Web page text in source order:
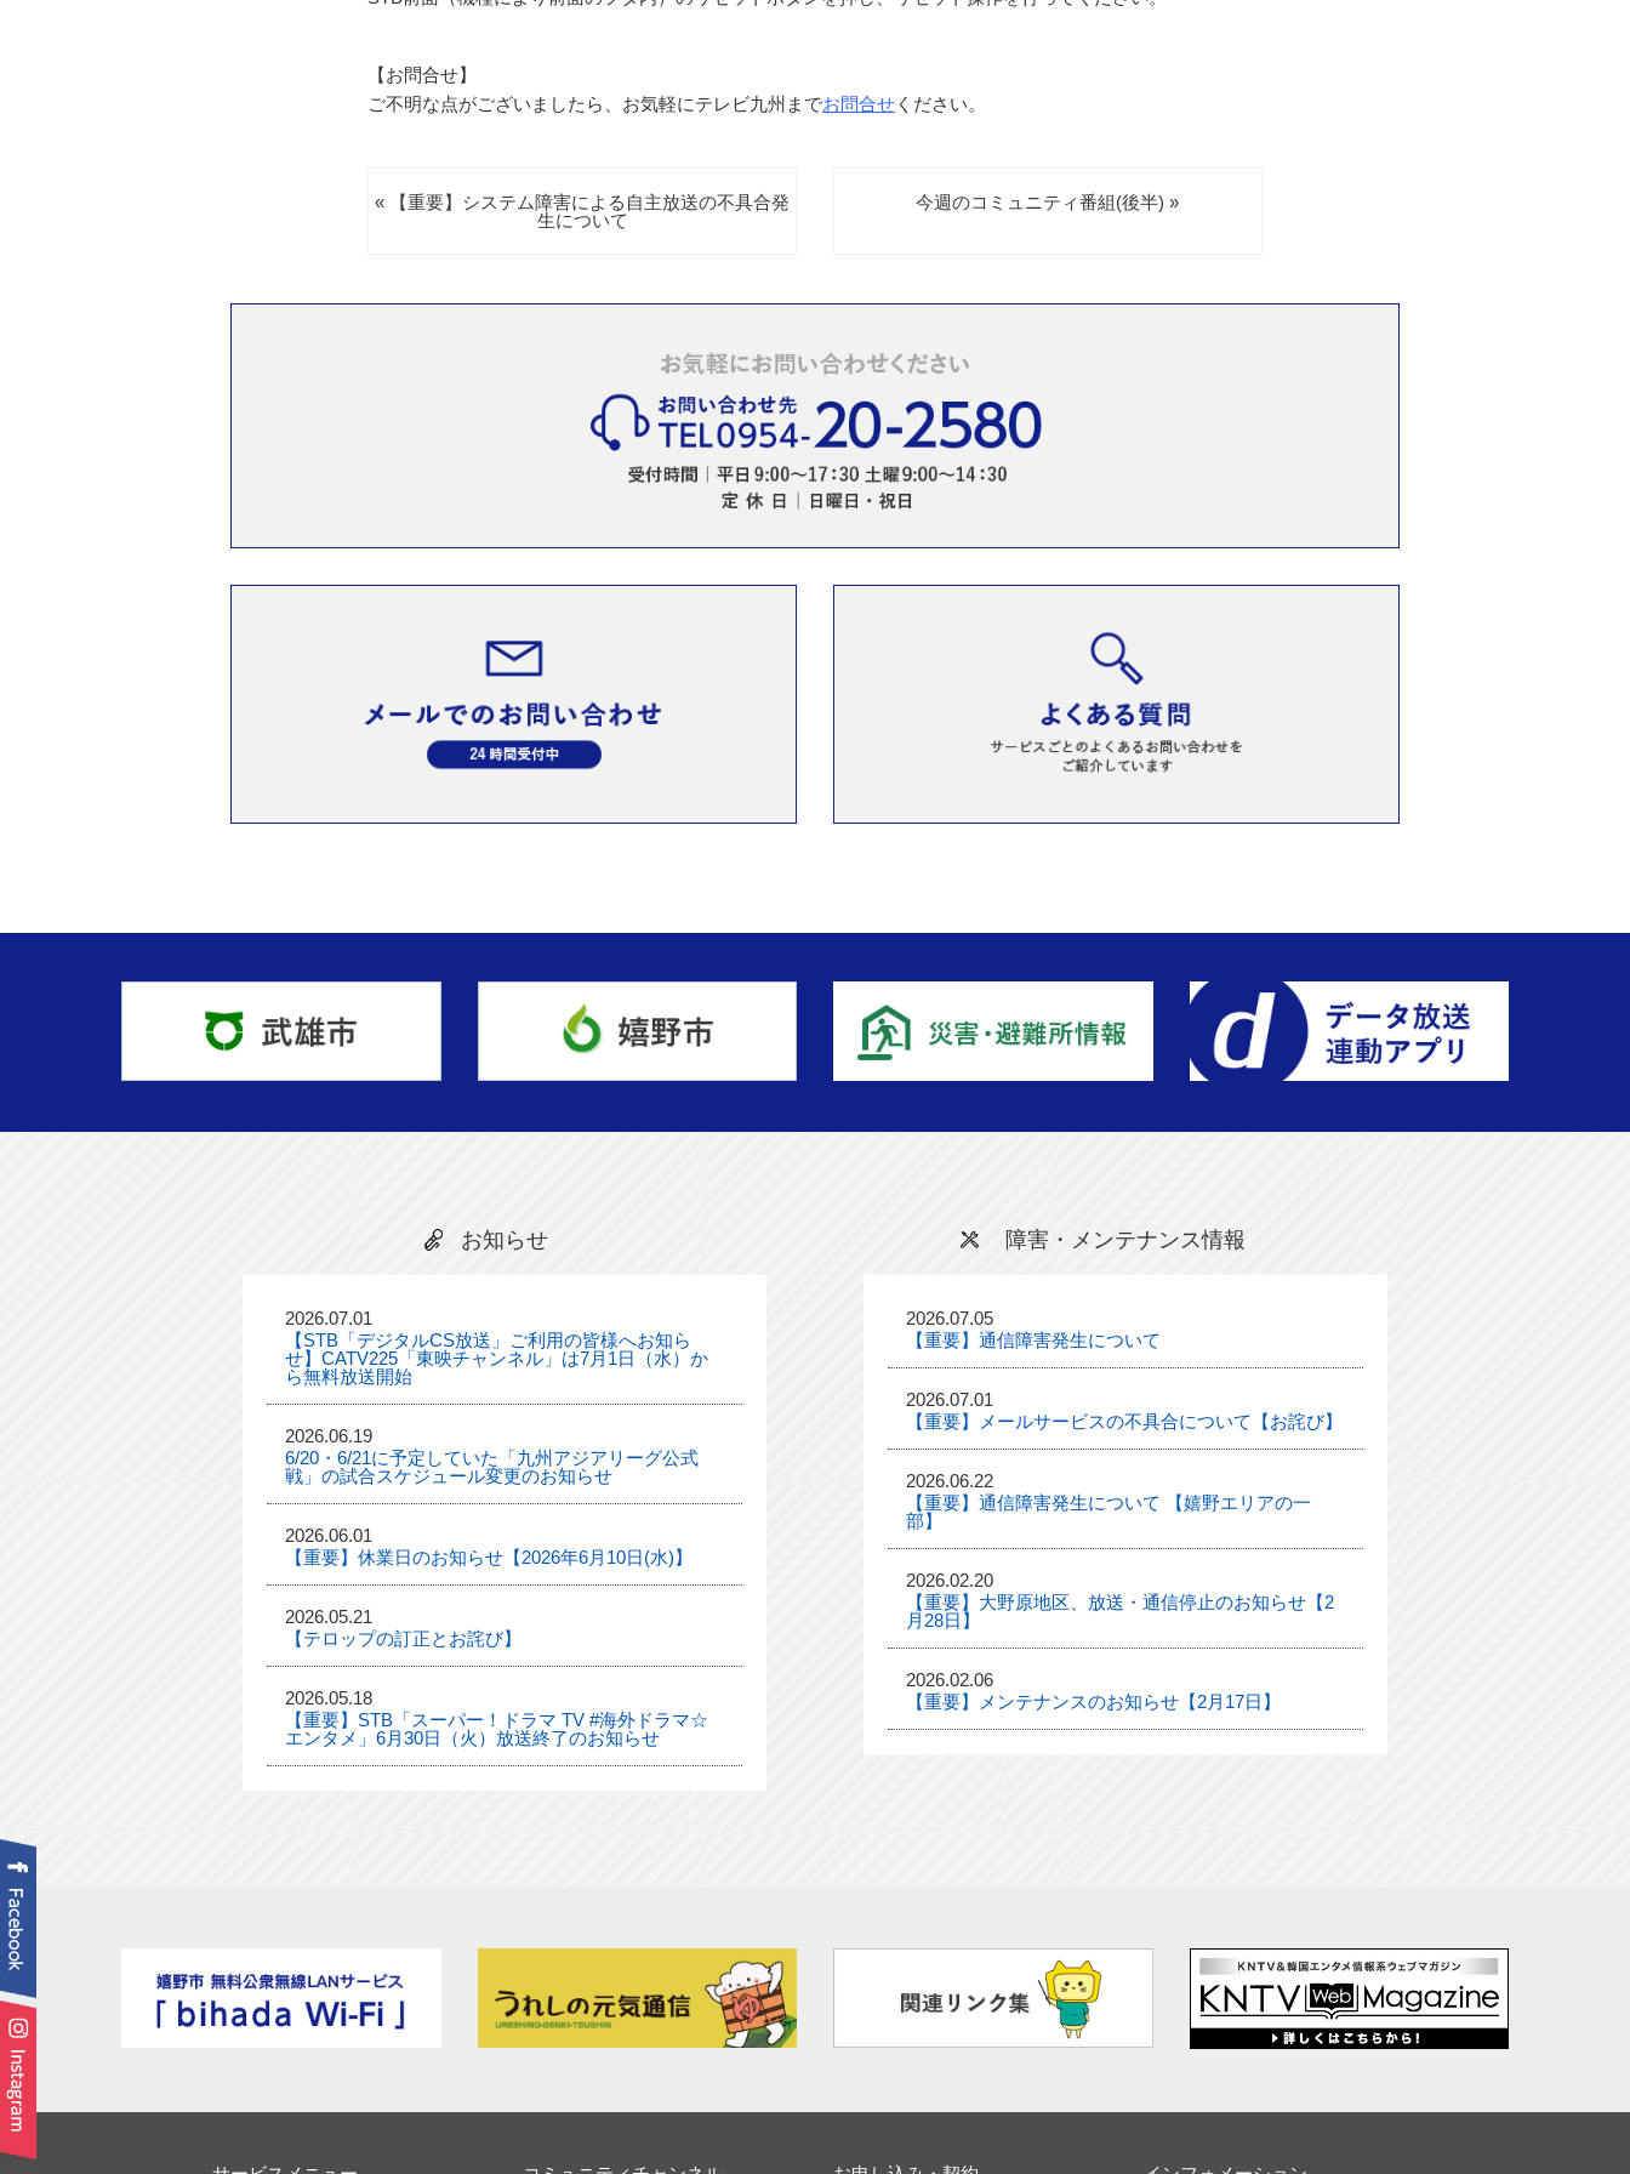
【お問合せ】
ご不明な点がございましたら、お気軽にテレビ九州までお問合せ ください。
« 【重要】システム障害による自主放送の不具合発
生について
今週のコミュニティ番組(後半) »
お知らせ
2026.07.01
【STB「デジタルCS放送」ご利用の皆様へお知ら
せ】CATV225「東映チャンネル」は7月1日（水）か
ら無料放送開始
2026.06.19
6/20・6/21に予定していた「九州アジアリーグ公式
戦」の試合スケジュール変更のお知らせ
2026.06.01
【重要】休業日のお知らせ【2026年6月10日(水)】
2026.05.21
【テロップの訂正とお詫び】
2026.05.18
【重要】STB「スーパー！ドラマ TV #海外ドラマ☆
エンタメ」6月30日（火）放送終了のお知らせ
障害・メンテナンス情報
2026.07.05
【重要】通信障害発生について
2026.07.01
【重要】メールサービスの不具合について【お詫び】
2026.06.22
【重要】通信障害発生について 【嬉野エリアの一
部】
2026.02.20
【重要】大野原地区、放送・通信停止のお知らせ【2
月28日】
2026.02.06
【重要】メンテナンスのお知らせ【2月17日】